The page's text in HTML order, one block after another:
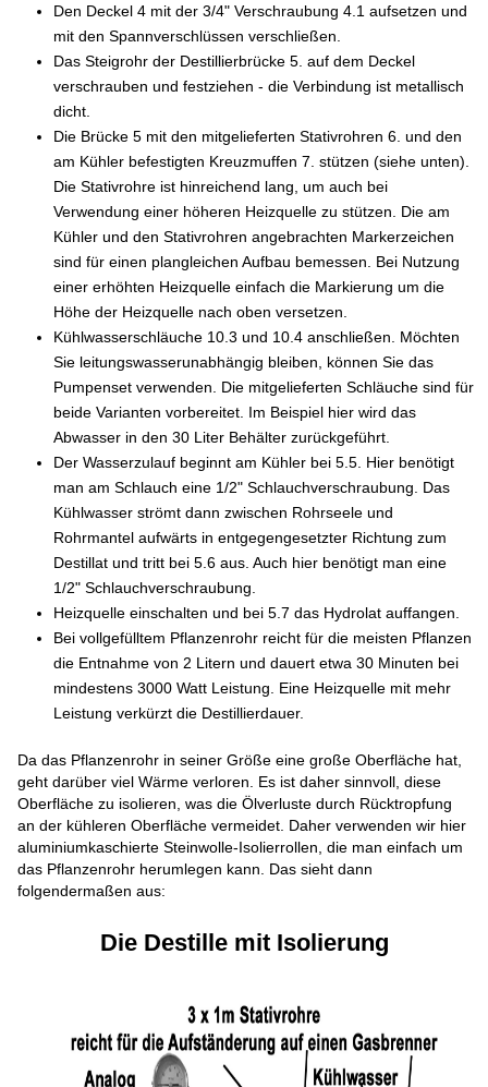
Den Deckel 4 mit der 3/4" Verschraubung 4.1 aufsetzen und
mit den Spannverschlüssen verschließen.
Das Steigrohr der Destillierbrücke 5. auf dem Deckel
verschrauben und festziehen - die Verbindung ist metallisch
dicht.
Die Brücke 5 mit den mitgelieferten Stativrohren 6. und den
am Kühler befestigten Kreuzmuffen 7. stützen (siehe unten).
Die Stativrohre ist hinreichend lang, um auch bei
Verwendung einer höheren Heizquelle zu stützen. Die am
Kühler und den Stativrohren angebrachten Markerzeichen
sind für einen plangleichen Aufbau bemessen. Bei Nutzung
einer erhöhten Heizquelle einfach die Markierung um die
Höhe der Heizquelle nach oben versetzen.
Kühlwasserschläuche 10.3 und 10.4 anschließen. Möchten
Sie leitungswasserunabhängig bleiben, können Sie das
Pumpenset verwenden . Die mitgelieferten Schläuche sind für
beide Varianten vorbereitet. Im Beispiel hier wird das
Abwasser in den 30 Liter Behälter zurückgeführt.
Der Wasserzulauf beginnt am Kühler bei 5.5. Hier benötigt
man am Schlauch eine 1/2" Schlauchverschraubung. Das
Kühlwasser strömt dann zwischen Rohrseele und
Rohrmantel aufwärts in entgegengesetzter Richtung zum
Destillat und tritt bei 5.6 aus. Auch hier benötigt man eine
1/2" Schlauchverschraubung.
Heizquelle einschalten und bei 5.7 das Hydrolat auffangen.
Bei vollgefülltem Pflanzenrohr reicht für die meisten Pflanzen
die Entnahme von 2 Litern und dauert etwa 30 Minuten bei
mindestens 3000 Watt Leistung. Eine Heizquelle mit mehr
Leistung verkürzt die Destillierdauer.
Da das Pflanzenrohr in seiner Größe eine große Oberfläche hat,
geht darüber viel Wärme verloren. Es ist daher sinnvoll, diese
Oberfläche zu isolieren, was die Ölverluste durch Rücktropfung
an der kühleren Oberfläche vermeidet. Daher verwenden wir hier
aluminiumkaschierte Steinwolle-Isolierrollen, die man einfach um
das Pflanzenrohr herumlegen kann. Das sieht dann
folgendermaßen aus:
Die Destille mit Isolierung